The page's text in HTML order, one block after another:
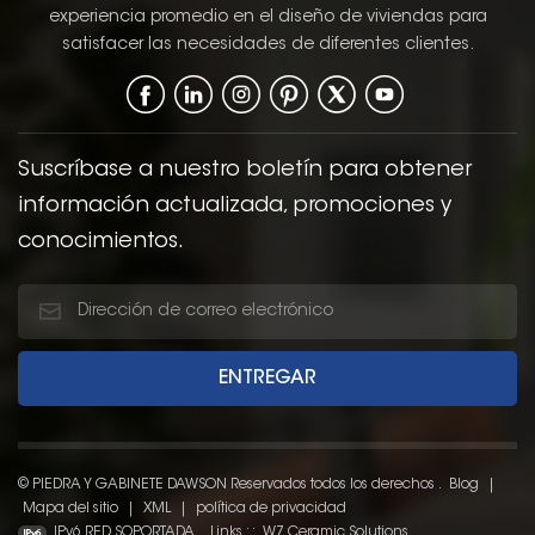
de coctelera Crea una
atmósfera cálida,
equilibrada en el baño.
profundidad, ofreciendo
una apariencia
que funciona bien en
ambientes de baño
tanto clásicos como
modernos.
experiencia promedio en el diseño de viviendas para
satisfacer las necesidades de diferentes clientes.
Suscríbase a nuestro boletín para obtener
información actualizada, promociones y
conocimientos.
© PIEDRA Y GABINETE DAWSON Reservados todos los derechos . Blog
Mapa del sitio
XML
política de privacidad